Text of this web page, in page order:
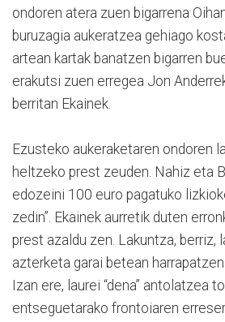
ondoren atera zuen bigarrena
buruzagia aukeratzea gehiago
artean kartak banatzen bigarren
erakutsi zuen erregea Jon
berritan Ekainek.
Ezusteko aukeraketaren ondoren
heltzeko prest zeuden. Nahiz eta
edozeini 100 euro pagatuko
zedin”. Ekainek aurretik duten
prest azaldu zen. Lakuntza, berriz,
azterketa garai betean
Izan ere, laurei “dena” antolatzea
entseguetarako frontoiaren